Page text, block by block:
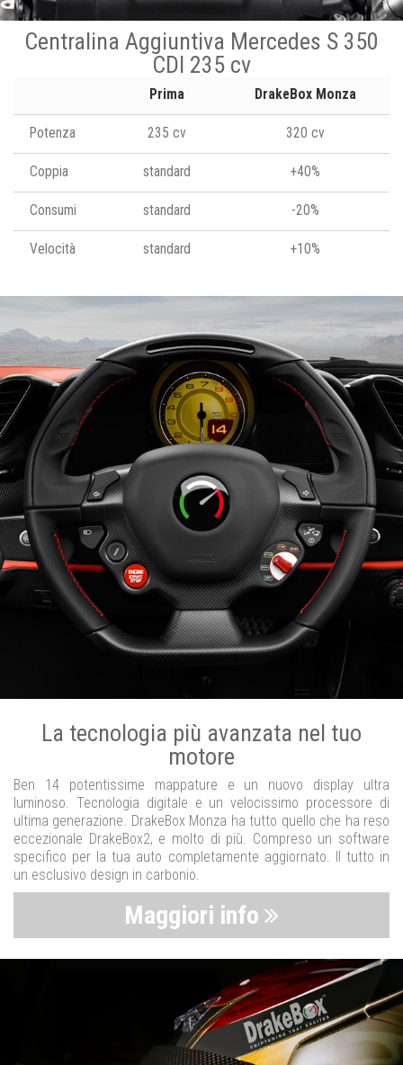
Centralina Aggiuntiva Mercedes S 350
CDI 235 cv
Prima DrakeBox Monza
Potenza 235 cv 320 cv
Coppia standard +40%
Consumi standard -20%
Velocità standard +10%
La tecnologia più avanzata nel tuo
motore
Ben 14 potentissime mappature e un nuovo display ultra
luminoso. Tecnologia digitale e un velocissimo processore di
ultima generazione. DrakeBox Monza ha tutto quello che ha reso
eccezionale DrakeBox2, e molto di più. Compreso un software
specifico per la tua auto completamente aggiornato. Il tutto in
un esclusivo design in carbonio.
Maggiori info